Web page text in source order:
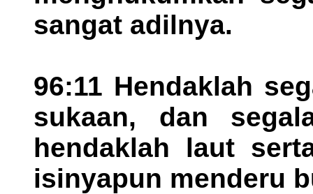
sangat adilnya.
96:11 Hendaklah
sukaan, dan
hendaklah laut
isinyapun menderu